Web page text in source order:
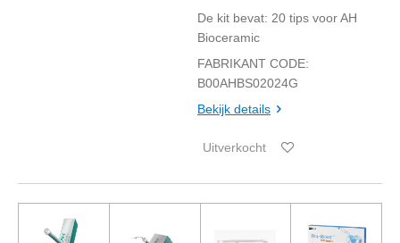
De kit bevat: 20 tips voor AH
Bioceramic
FABRIKANT CODE:
B00AHBS02024G
Bekijk details
Uitverkocht